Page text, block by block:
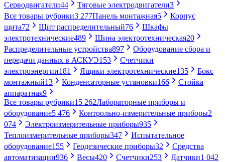
Серводвигатели44 Тяговые электродвигатели3
Все товары рубрики3 277Панель монтажная5
Корпус
щита72 Щит распределительный76
Шкафы
электротехнические489 Шина электротехническая20
Распределительные устройства897
Оборудование сбора и
передачи данных в АСКУЭ153
Счетчики
электроэнергии181 Ящики электротехнические135
Бокс
монтажный13 Конденсаторные установки166
Стойка
аппаратная9
Все товары рубрики15 262Лабораторные приборы и
оборудование5 476 Контрольно-измерительные приборы2
074
Электроизмерительные приборы935
Теплоизмерительные приборы347
Испытательное
оборудование155 Геодезические приборы32
Средства
автоматизации936 Весы420 Счетчики253 Датчики1 042